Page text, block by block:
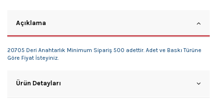
Açıklama
20705 Deri Anahtarlık Minimum Sipariş 500 adettir. Adet ve Baskı Türüne
Göre Fiyat İsteyiniz.
Ürün Detayları